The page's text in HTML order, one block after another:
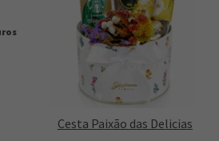
Cesta Paixão das Delicias